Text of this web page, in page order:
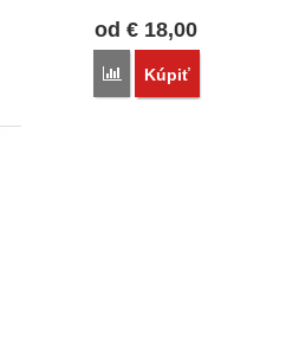
od€ 18,00
Porovnať
Kúpiť